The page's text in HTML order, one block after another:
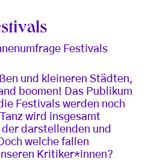
Festivals
und kleineren Städten,
boomen! Das Publikum
Festivals werden noch
wird insgesamt
darstellenden und
welche fallen
Kritiker*innen?